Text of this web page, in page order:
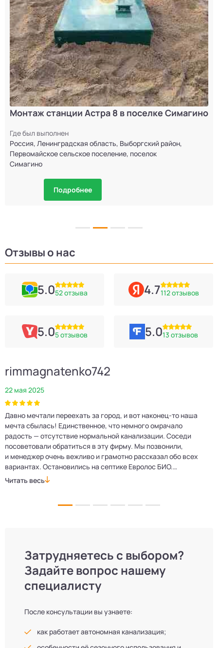
Монтаж станции Астра 8 в поселке Симагино
Где был выполнен
Россия, Ленинградская область, Выборгский район,
Первомайское сельское поселение, поселок
Симагино
Подробнее
Отзывы о нас
5.052 отзыва 4.7112 отзывов
5.05 отзывов 5.013 отзывов
rimmagnatenko742
22 мая 2025
Давно мечтали переехать за город, и вот наконец‑то наша
мечта сбылась! Единственное, что немного омрачало
радость — отсутствие нормальной канализации. Соседи
посоветовали обратиться в эту фирму. Мы позвонили,
и менеджер очень вежливо и грамотно рассказал обо всех
вариантах. Остановились на септике Евролос БИО.
Монтажники приехали вовремя, установили всё быстро
Читать весь
Затрудняетесь с выбором?
Задайте вопрос нашему
специалисту
После консультации вы узнаете:
как работает автономная канализация;